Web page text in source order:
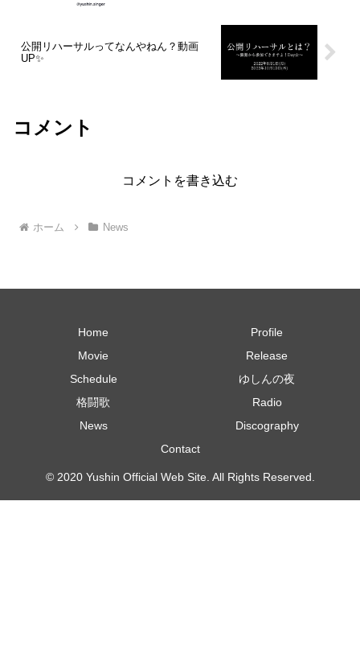
公開リハーサルってなんやねん？動画
UP✨
コメント
コメントを書き込む
ホーム News
Home
Profile
Movie
Release
Schedule
ゆしんの夜
格闘歌
Radio
News
Discography
Contact
© 2020 Yushin Official Web Site. All Rights Reserved.